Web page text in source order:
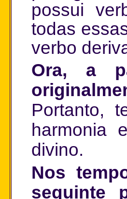
possui
todas
verbo
Ora, a
Portanto,
harmonia
divino.
Nos
seguinte